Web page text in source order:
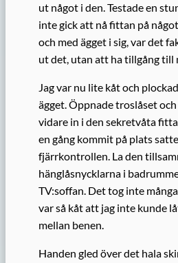
ut något i den. Testade en
inte gick att nå fittan på
och med ägget i sig, var det
ut det, utan att ha tillgång till
Jag var nu lite kåt och
ägget. Öppnade troslåset
vidare in i den sekretvåta
en gång kommit på plats
fjärrkontrollen. La den
hänglåsnycklarna i
TV:soffan. Det tog inte
var så kåt att jag inte kunde
mellan benen.
Handen gled över det hala